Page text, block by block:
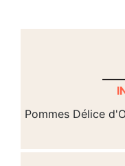
Pommes Délice